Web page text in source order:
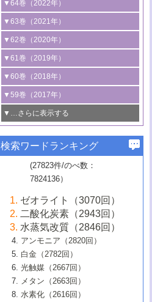
光触媒に関する最近の研究
B号 第137回触媒討論会（2026年）
る最近の研究
3号 オレフィン系樹脂の精密合成に関す
る最新技術
4号 アルコール類の効率的変換を実現す
る非貴金属触媒の研究動向
5号 ゼオライトの合成と応用における研
究動向
6号 ヘテロ接合界面
B号 第135回触媒討論会（2025年）
の新展開
3号 未踏分子変換を目指した酸化触媒プ
ロセスの最前線
4号 シンクロトロン放射光および中性子
線を利用した触媒解析技術の最先端
5号 単原子触媒
6号 参照触媒委員会からのお知らせ
B号 第133回触媒討論会（2023年）
1号 炭素が関わる触媒機能
2号 プラスチックケミカルリサイクルの
ための触媒技術
3号 非酸化物系金属化合物を基盤とした
触媒材料の開発
4号 格子酸素・格子酸素欠陥を利用した
触媒反応
5号 生体触媒によるエネルギー変換反応
6号 窒素とリンの循環のための触媒・機
能性材料
▼64巻（2022年）
1号 合成ガス製造とCOを用いるケミカル
ズ合成の最新動向
2号 化学品合成のための合金触媒開発
3号 CO の排出削減および有効活用のた
めの触媒技術
4号 若手による情報発信企画～とびたて
若き触媒の研究者たち～（1）
若き触媒の研究者たち～（2）
6号 石油のノーブル・ユースを志向した
触媒技術
大学：オンライン・対面開催）
▼63巻（2021年）
1号 金触媒の新展開
2号 ペロブスカイト
3号 特殊反応場を利用した触媒的分子変
換反応
4号 多孔質材料を用いた触媒の新展開
5号 情報学的手法を用いた触媒開発
6号 カーボンニュートラルに向けた電解
技術
B号 第127回触媒討論会（2021年・オン
ライン開催(Zoom)のみ）
▼62巻（2020年）
1号 触媒設計を拓く欠陥構造のキャラク
タリゼーション
2号 機能化学品製造に資するクリーンな
触媒的酸化反応
3号 水処理のための触媒化学
4号 光触媒を用いた水分解の最新の研究
動向
5号 次世代の触媒プロセスを支えるマイ
6号 メタン転換技術の最新動向
B号 第125回触媒討論会（2020年・工学
院大学）
▼61巻（2019年）
1号 物質移動制御に着目した触媒プロセ
ス開発
2号 CO2 フリー水素サプライチェーンに
関わる触媒開発動向
3号 精密高分子合成に関する最近の研究
動向
4号 バイオマス化成品製造のための触媒
5号 固体触媒による含窒素有機化合物変
換の最前線
6号 貴金属使用量低減に向けた自動車排
ガス浄化触媒の開発
B号 第123回触媒討論会（2019年・大阪
▼60巻（2018年）
1号 固体酸触媒の最新の研究動向
2号 二酸化炭素からの有用化学品合成
3号 ナノ粒子・クラスター触媒の最前線
4号 60周年記念企画
5号 進化するゼオライト合成技術
6号 非貴金属系触媒における電気化学的
B号 第121回触媒討論会（2018年・東京
大学）
▼59巻（2017年）
1号 いたるところに，触媒
最先端技術
3号 無機分離膜材料の開発と触媒反応プ
ロセスへの適用
5号 水素のふるまいを解き明かす最先端
研究
6号 低級アルカンの有効利用のための触
媒技術
B号 第119回触媒討論会（2017年・首都
大学東京）
▼…さらに表示する
1号 ユニークな構造の高分子を生み出す触
2号 リグニンからの化成品製造に向けた触
媒技術
3号 触媒研究の最先端～とびたて若き研究
者たち～（1）
4号 触媒研究の最先端～とびたて若き研究
者たち～（2）
5号 触媒研究の最先端～とびたて若き研究
者たち～（3）
▼57巻（2015年）
1号 水素キャリアにかかわる触媒技術の新
2号 石油精製用触媒の最近の進展
3号 固体酸化物形燃料電池（SOFC）におけ
るアノード触媒上での燃料直接改質技術
4号 コアシェル構造の制御による触媒機能
5号 工業触媒およびその周辺技術の最近の
進歩
▼56巻（2014年）
2号 光触媒反応機構に関する最新の研究動
向
開発動向
4号 人工光合成に向けた近年のアプローチ
5号 未利用熱エネルギーの有効活用に貢献
する触媒技術
1号 高耐久性燃料電池システム用触媒にお
ける新展開
2号 リビングラジカル重合の最近の動向
3号 天然ガスの化学工業的展開に関する触
媒技術
4号 貴金属触媒の精密構造制御とその活用
▼54巻（2012年）
1号 規則性多孔体の利用技術における最近
の進歩
2号 第109回触媒討論会
3号 貴金属低減技術の最新動向
4号 貴金属代替技術の最新動向
▼53巻（2011年）
1号 金属学から見る合金触媒の新展開
2号 第107回触媒討論会
3号 触媒のその場観察法の進歩（１）
4号 触媒のその場観察法の進歩（２）
▼52巻（2010年）
1号 触媒の劣化対策と長寿命触媒開発
2号 第105回触媒討論会
3号 ナノ構造が拓く新機能
1号 炭素材料－熱い注目を集める材料－
2号 第103回触媒討論会
▼50巻（2008年）
1号 触媒化学と学会のこの10年，半世紀，
▼49巻（2007年）
検索ワードランキング
(27823件/のべ数：
7824136）
ゼオライト（3070回）
二酸化炭素（2943回）
水蒸気改質（2846回）
アンモニア（2820回）
白金（2782回）
光触媒（2667回）
メタン（2663回）
水素化（2616回）